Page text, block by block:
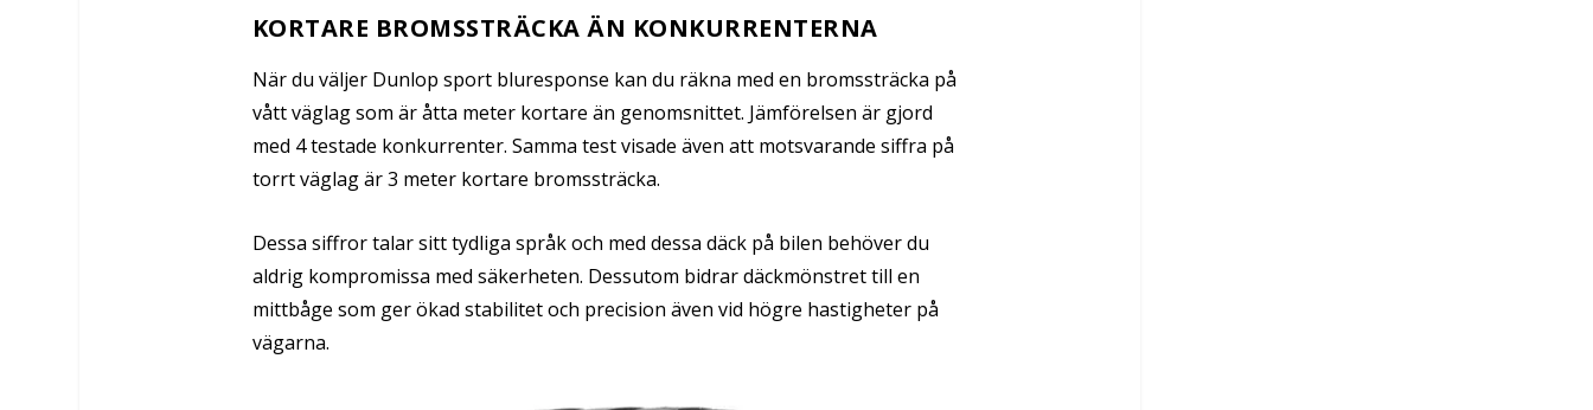
KORTARE BROMSSTRÄCKA ÄN KONKURRENTERNA
När du väljer Dunlop sport bluresponse kan du räkna med en bromssträcka på
vått väglag som är åtta meter kortare än genomsnittet. Jämförelsen är gjord
med 4 testade konkurrenter. Samma test visade även att motsvarande siffra på
torrt väglag är 3 meter kortare bromssträcka.
Dessa siffror talar sitt tydliga språk och med dessa däck på bilen behöver du
aldrig kompromissa med säkerheten. Dessutom bidrar däckmönstret till en
mittbåge som ger ökad stabilitet och precision även vid högre hastigheter på
vägarna.